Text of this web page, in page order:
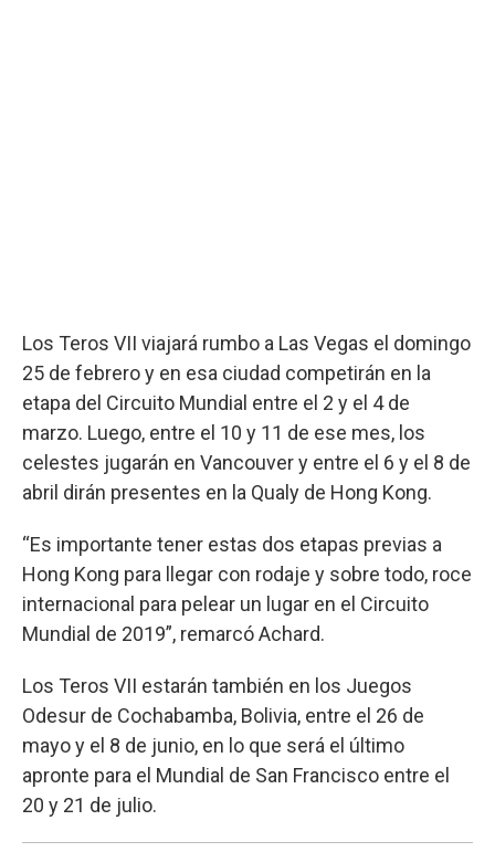
Los Teros VII viajará rumbo a Las Vegas el domingo
25 de febrero y en esa ciudad competirán en la
etapa del Circuito Mundial entre el 2 y el 4 de
marzo. Luego, entre el 10 y 11 de ese mes, los
celestes jugarán en Vancouver y entre el 6 y el 8 de
abril dirán presentes en la Qualy de Hong Kong.
“Es importante tener estas dos etapas previas a
Hong Kong para llegar con rodaje y sobre todo, roce
internacional para pelear un lugar en el Circuito
Mundial de 2019”, remarcó Achard.
Los Teros VII estarán también en los Juegos
Odesur de Cochabamba, Bolivia, entre el 26 de
mayo y el 8 de junio, en lo que será el último
apronte para el Mundial de San Francisco entre el
20 y 21 de julio.